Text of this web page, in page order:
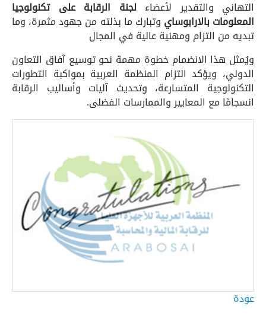
التهاني والتقدير لأعضاءلجنة الرقابة على تكنولوجيا
المعلومات بالارابوساي وتبارك ما بذلته من جهود مثمرة، وما
تبديه من التزام ومهنية عالية في المجال
ويُمثل هذا الانضمام خطوة مهمة نحو توسيع آفاق التعاون
الدولي، ويؤكد التزام المنظمة العربية بمواكبة التطورات
التكنولوجية المتسارعة، وتحديث آليات وأساليب الرقابة
انسجامًا مع المعايير والممارسات الفضلى.
عودة